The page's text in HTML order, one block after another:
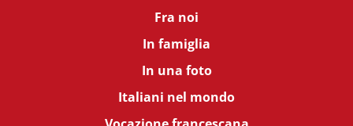
Fra noi
In famiglia
In una foto
Italiani nel mondo